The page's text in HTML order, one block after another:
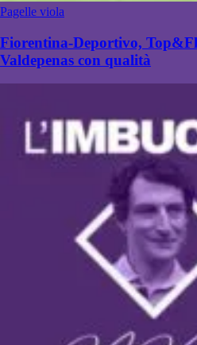
Pagelle viola
Fiorentina-Deportivo,
Valdepenas con qualità